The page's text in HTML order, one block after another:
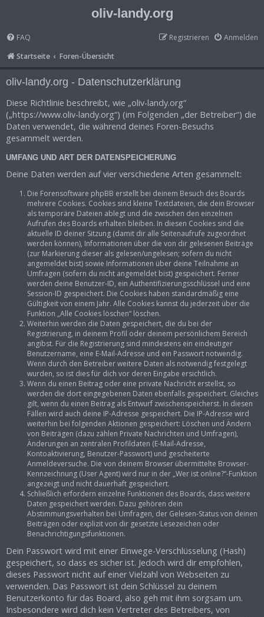
oliv-landy.org
FAQ Anmelden
Registrieren
Startseite
Foren-Übersicht
oliv-landy.org - Datenschutzerklärung
Diese Richtlinie beschreibt, wie „oliv-landy.org“
(„https://www.oliv-landy.org“) (im Folgenden „der Betreiber“) die
Daten verwendet, die während deines Foren-Besuchs
gesammelt werden.
UMFANG UND ART DER DATENSPEICHERUNG
Deine Daten werden auf vier verschiedene Arten gesammelt:
Die Forensoftware phpBB erstellt bei deinem Besuch des Boards
mehrere Cookies. Cookies sind kleine Textdateien, die dein Browser
als temporäre Dateien ablegt und die zwischen den einzelnen
Aufrufen des Boards erhalten bleiben. In diesen Cookies sind die
aktuelle ID deiner Sitzung (damit dir alle Seitenaufrufe zugeordnet
werden können), Informationen über die von dir gelesenen Beiträge
(zur Markierung dieser als gelesen/ungelesen; sofern du nicht
angemeldet bist) sowie Informationen über deine Teilnahme an
Umfragen (sofern du nicht angemeldet bist) gespeichert. Ferner
werden deine Benutzer-ID, ein Authentifizierungsschlüssel und eine
Session-ID gespeichert. Die Cookies haben standardmäßig eine
Gültigkeit von einem Jahr. Alle Cookies kannst du jederzeit über die
Funktion „Alle Cookies löschen“ löschen.
Weiterhin werden die Daten gespeichert, die du bei der
Registrierung, in deinem Profil oder deinem persönlichem Bereich
angibst. Für die Registrierung sind mindestens ein eindeutiger
Benutzername, eine E-Mail-Adresse und ein Passwort notwendig.
Wenn durch den Betreiber weitere Daten als notwendig festgelegt
wurden, so ist dies für dich vor deren Eingabe ersichtlich.
Wenn du einen Beitrag oder eine private Nachricht erstellst, so
werden die dort eingegebenen Daten ebenfalls gespeichert. Gleiches
gilt, wenn du einen Beitrag als Entwurf zwischenspeicherst. In diesen
Fällen wird auch deine IP-Adresse gespeichert. Die IP-Adresse wird
weiterhin bei folgenden Aktionen gespeichert: Löschen und Ändern
von Beiträgen (dazu zählen Private Nachrichten und Umfragen),
Änderungen an zentralen Profildaten (E-Mail-Adresse,
Kontoaktivierung, Benutzer-Passwort) und gescheiterte
Anmeldeversuche. Die von deinem Browser übermittelte Browser-
Kennzeichnung (User Agent) wird nur in der „Wer ist online?“-Funktion
angezeigt und nicht dauerhaft gespeichert.
Schließlich erfordern einzelne Funktionen des Boards, dass weitere
Daten gespeichert werden. Dazu gehören dein
Abstimmungsverhalten bei Umfragen, der Gelesen-Status von deinen
Beiträgen oder explizit von dir gesetzte Lesezeichen oder
Benachrichtigungsfunktionen.
Dein Passwort wird mit einer Einwege-Verschlüsselung (Hash)
gespeichert, so dass es sicher ist. Jedoch wird dir empfohlen,
dieses Passwort nicht auf einer Vielzahl von Webseiten zu
verwenden. Das Passwort ist dein Schlüssel zu deinem
Benutzerkonto für das Board, also geh mit ihm sorgsam um.
Insbesondere wird dich kein Vertreter des Betreibers, von